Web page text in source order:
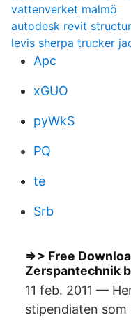
vattenverket malmö
autodesk revit
levis sherpa trucker
Apc
xGUO
pyWkS
PQ
te
Srb
=>> Free
Zerspantechnik
11 feb. 2011 —
stipendiaten som